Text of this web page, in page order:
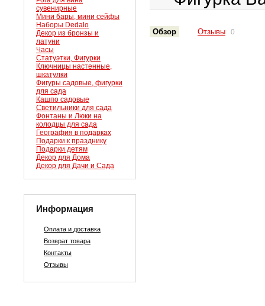
сувенирные
Мини бары, мини сейфы
Наборы Dedalo
Декор из бронзы и
латуни
Часы
Статуэтки, Фигурки
Ключницы настенные,
шкатулки
Фигуры садовые, фигурки
для сада
Кашпо садовые
Светильники для сада
Фонтаны и Люки на
колодцы для сада
География в подарках
Подарки к празднику
Подарки детям
Декор для Дома
Декор для Дачи и Сада
Информация
Оплата и доставка
Возврат товара
Контакты
Отзывы
Обзор Отзывы 0